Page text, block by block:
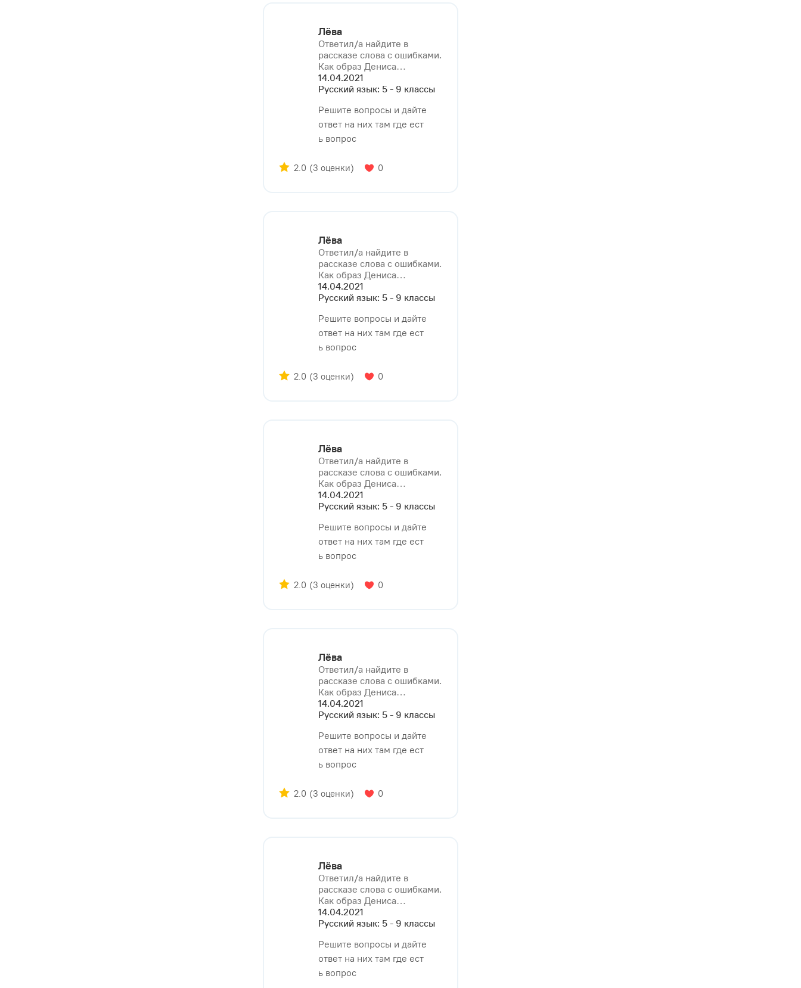
Лёва
Ответил/a найдите в
рассказе слова с ошибками.
Как образ Дениса⁠…
14.04.2021
Русский язык: 5 - 9 классы
Решите вопросы и дайте
ответ на них там где ест
ь вопрос
2.0 (3 оценки) 0
Лёва
Ответил/a найдите в
рассказе слова с ошибками.
Как образ Дениса⁠…
14.04.2021
Русский язык: 5 - 9 классы
Решите вопросы и дайте
ответ на них там где ест
ь вопрос
2.0 (3 оценки) 0
Лёва
Ответил/a найдите в
рассказе слова с ошибками.
Как образ Дениса⁠…
14.04.2021
Русский язык: 5 - 9 классы
Решите вопросы и дайте
ответ на них там где ест
ь вопрос
2.0 (3 оценки) 0
Лёва
Ответил/a найдите в
рассказе слова с ошибками.
Как образ Дениса⁠…
14.04.2021
Русский язык: 5 - 9 классы
Решите вопросы и дайте
ответ на них там где ест
ь вопрос
2.0 (3 оценки) 0
Лёва
Ответил/a найдите в
рассказе слова с ошибками.
Как образ Дениса⁠…
14.04.2021
Русский язык: 5 - 9 классы
Решите вопросы и дайте
ответ на них там где ест
ь вопрос